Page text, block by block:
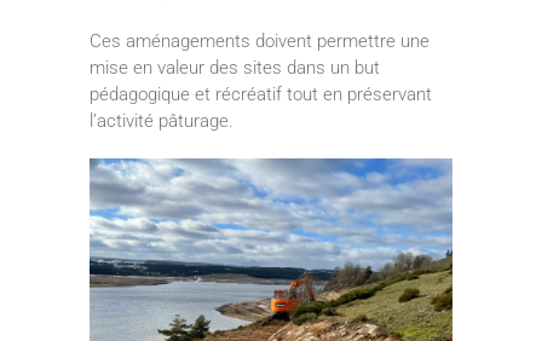
Ces aménagements doivent permettre une
mise en valeur des sites dans un but
pédagogique et récréatif tout en préservant
l’activité pâturage.